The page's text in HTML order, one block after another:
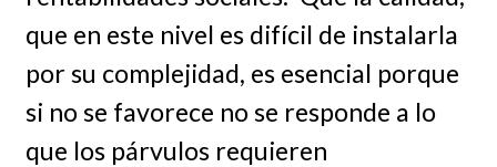
que en este nivel es difícil de instalarla
por su complejidad, es esencial porque
si no se favorece no se responde a lo
que los párvulos requieren